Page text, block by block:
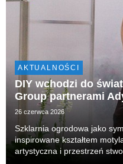
AKTUALNOŚCI
DIY wchodzi do
Group partnerami
26 czerwca 2026
Szklarnia ogrodowa jako
inspirowane kształtem
artystyczna i przestrzeń